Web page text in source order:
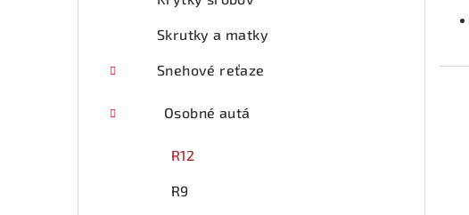
Skrutky a matky
Snehové reťaze
Osobné autá
R12
R9